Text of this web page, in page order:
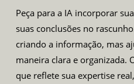
Peça para a IA incorporar
suas conclusões no
criando a informação, mas
maneira clara e organizada.
que reflete sua expertise